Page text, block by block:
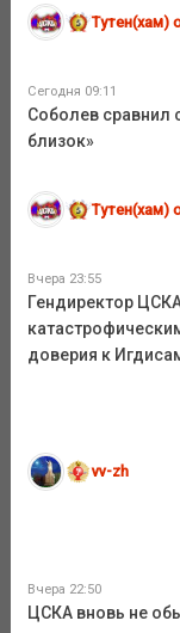
Тутен(хам)
Сегодня 09:11
Соболев сравнил
близок»
Тутен(хам)
Вчера 23:55
Гендиректор
доверия к
vv-zh
Вчера 22:50
ЦСКА вновь не